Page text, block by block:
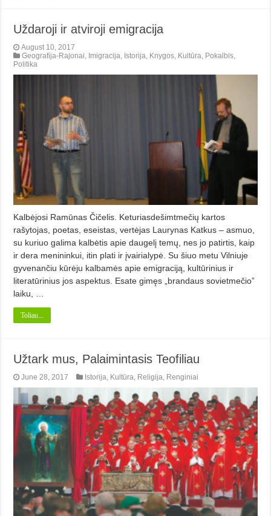
Uždaroji ir atviroji emigracija
August 10, 2017
Geografija-Rajonai, Imigracija, Istorija, Knygos, Kultūra, Pokalbis,
Politika
Kalbėjosi Ramūnas Čičelis. Keturiasdešimtmečių kartos
rašytojas, poetas, eseistas, vertėjas Laurynas Katkus – asmuo,
su kuriuo galima kalbėtis apie daugelį temų, nes jo patirtis, kaip
ir dera menininkui, itin plati ir įvairialypė. Su šiuo metu Vilniuje
gyvenančiu kūrėju kalbamės apie emigraciją, kultūrinius ir
literatūrinius jos aspektus. Esate gimęs „brandaus sovietmečio”
laiku, …
Toliau...
Užtark mus, Palaimintasis Teofiliau
June 28, 2017 Istorija, Kultūra, Religija, Renginiai